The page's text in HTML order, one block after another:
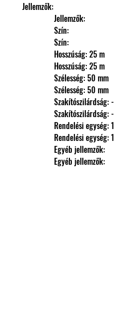
Jellemzők:
                Jellemzők:
                Szín:
                Szín:
                Hosszúság: 25 m
                Hosszúság: 25 m
                Szélesség: 50 mm
                Szélesség: 50 mm
                Szakítószilárdság: -
                Szakítószilárdság: -
                Rendelési egység: 1
                Rendelési egység: 1
                Egyéb jellemzők:
                Egyéb jellemzők: